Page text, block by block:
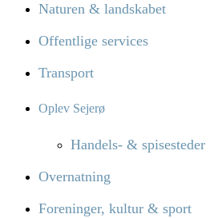
Naturen & landskabet
Offentlige services
Transport
Oplev Sejerø
Handels- & spisesteder
Overnatning
Foreninger, kultur & sport